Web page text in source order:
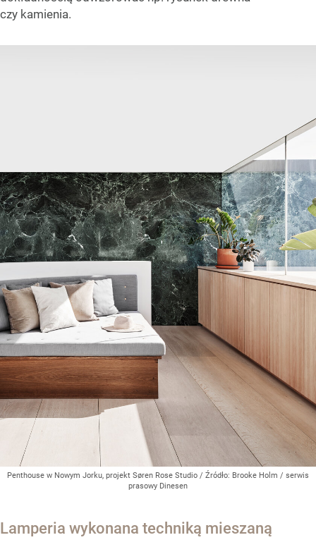
czy kamienia.
Penthouse w Nowym Jorku, projekt Søren Rose Studio / Źródło: Brooke Holm / serwis
prasowy Dinesen
Lamperia wykonana techniką mieszaną